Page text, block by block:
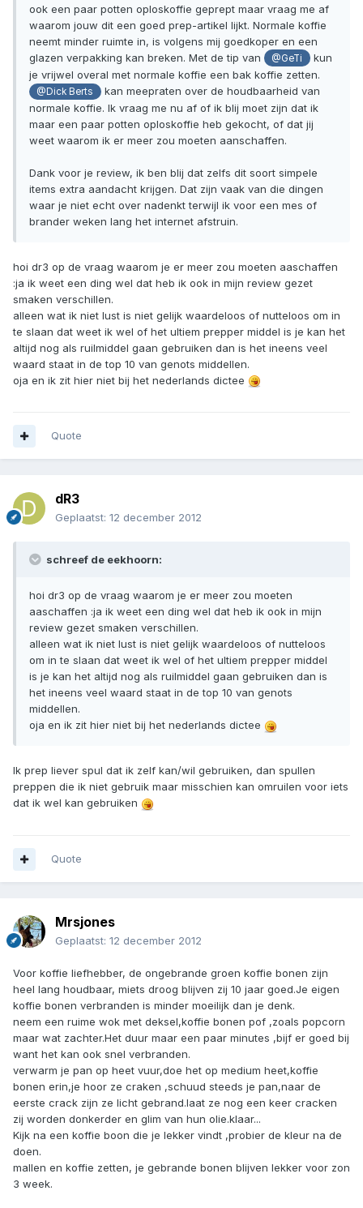
ook een paar potten oploskoffie geprept maar vraag me af
waarom jouw dit een goed prep-artikel lijkt. Normale koffie
neemt minder ruimte in, is volgens mij goedkoper en een
glazen verpakking kan breken. Met de tip van
@GeTi
kun
je vrijwel overal met normale koffie een bak koffie zetten.
@Dick Berts
kan meepraten over de houdbaarheid van
normale koffie. Ik vraag me nu af of ik blij moet zijn dat ik
maar een paar potten oploskoffie heb gekocht, of dat jij
weet waarom ik er meer zou moeten aanschaffen.
Dank voor je review, ik ben blij dat zelfs dit soort simpele
items extra aandacht krijgen. Dat zijn vaak van die dingen
waar je niet echt over nadenkt terwijl ik voor een mes of
brander weken lang het internet afstruin.
hoi dr3 op de vraag waarom je er meer zou moeten aaschaffen
:ja ik weet een ding wel dat heb ik ook in mijn review gezet
smaken verschillen.
alleen wat ik niet lust is niet gelijk waardeloos of nutteloos om in
te slaan dat weet ik wel of het ultiem prepper middel is je kan het
altijd nog als ruilmiddel gaan gebruiken dan is het ineens veel
waard staat in de top 10 van genots middellen.
oja en ik zit hier niet bij het nederlands dictee
Quote
dR3
Geplaatst: 12 december 2012
schreef de eekhoorn:
hoi dr3 op de vraag waarom je er meer zou moeten
aaschaffen :ja ik weet een ding wel dat heb ik ook in mijn
review gezet smaken verschillen.
alleen wat ik niet lust is niet gelijk waardeloos of nutteloos
om in te slaan dat weet ik wel of het ultiem prepper middel
is je kan het altijd nog als ruilmiddel gaan gebruiken dan is
het ineens veel waard staat in de top 10 van genots
middellen.
oja en ik zit hier niet bij het nederlands dictee
Ik prep liever spul dat ik zelf kan/wil gebruiken, dan spullen
preppen die ik niet gebruik maar misschien kan omruilen voor iets
dat ik wel kan gebruiken
Quote
Mrsjones
Geplaatst: 12 december 2012
Voor koffie liefhebber, de ongebrande groen koffie bonen zijn
heel lang houdbaar, miets droog blijven zij 10 jaar goed.Je eigen
koffie bonen verbranden is minder moeilijk dan je denk.
neem een ruime wok met deksel,koffie bonen pof ,zoals popcorn
maar wat zachter.Het duur maar een paar minutes ,bijf er goed bij
want het kan ook snel verbranden.
verwarm je pan op heet vuur,doe het op medium heet,koffie
bonen erin,je hoor ze craken ,schuud steeds je pan,naar de
eerste crack zijn ze licht gebrand.laat ze nog een keer cracken
zij worden donkerder en glim van hun olie.klaar...
Kijk na een koffie boon die je lekker vindt ,probier de kleur na de
doen.
mallen en koffie zetten, je gebrande bonen blijven lekker voor zon
3 week.